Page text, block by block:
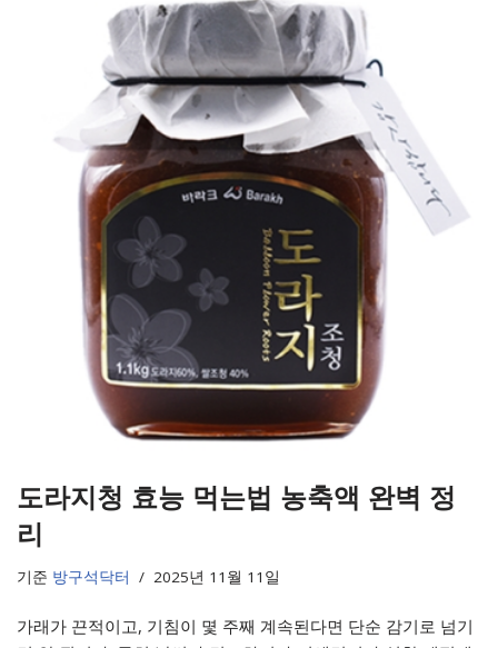
도라지청 효능 먹는법 농축액 완벽 정
리
기준 방구석닥터 2025년 11월 11일
가래가 끈적이고, 기침이 몇 주째 계속된다면 단순 감기로 넘기